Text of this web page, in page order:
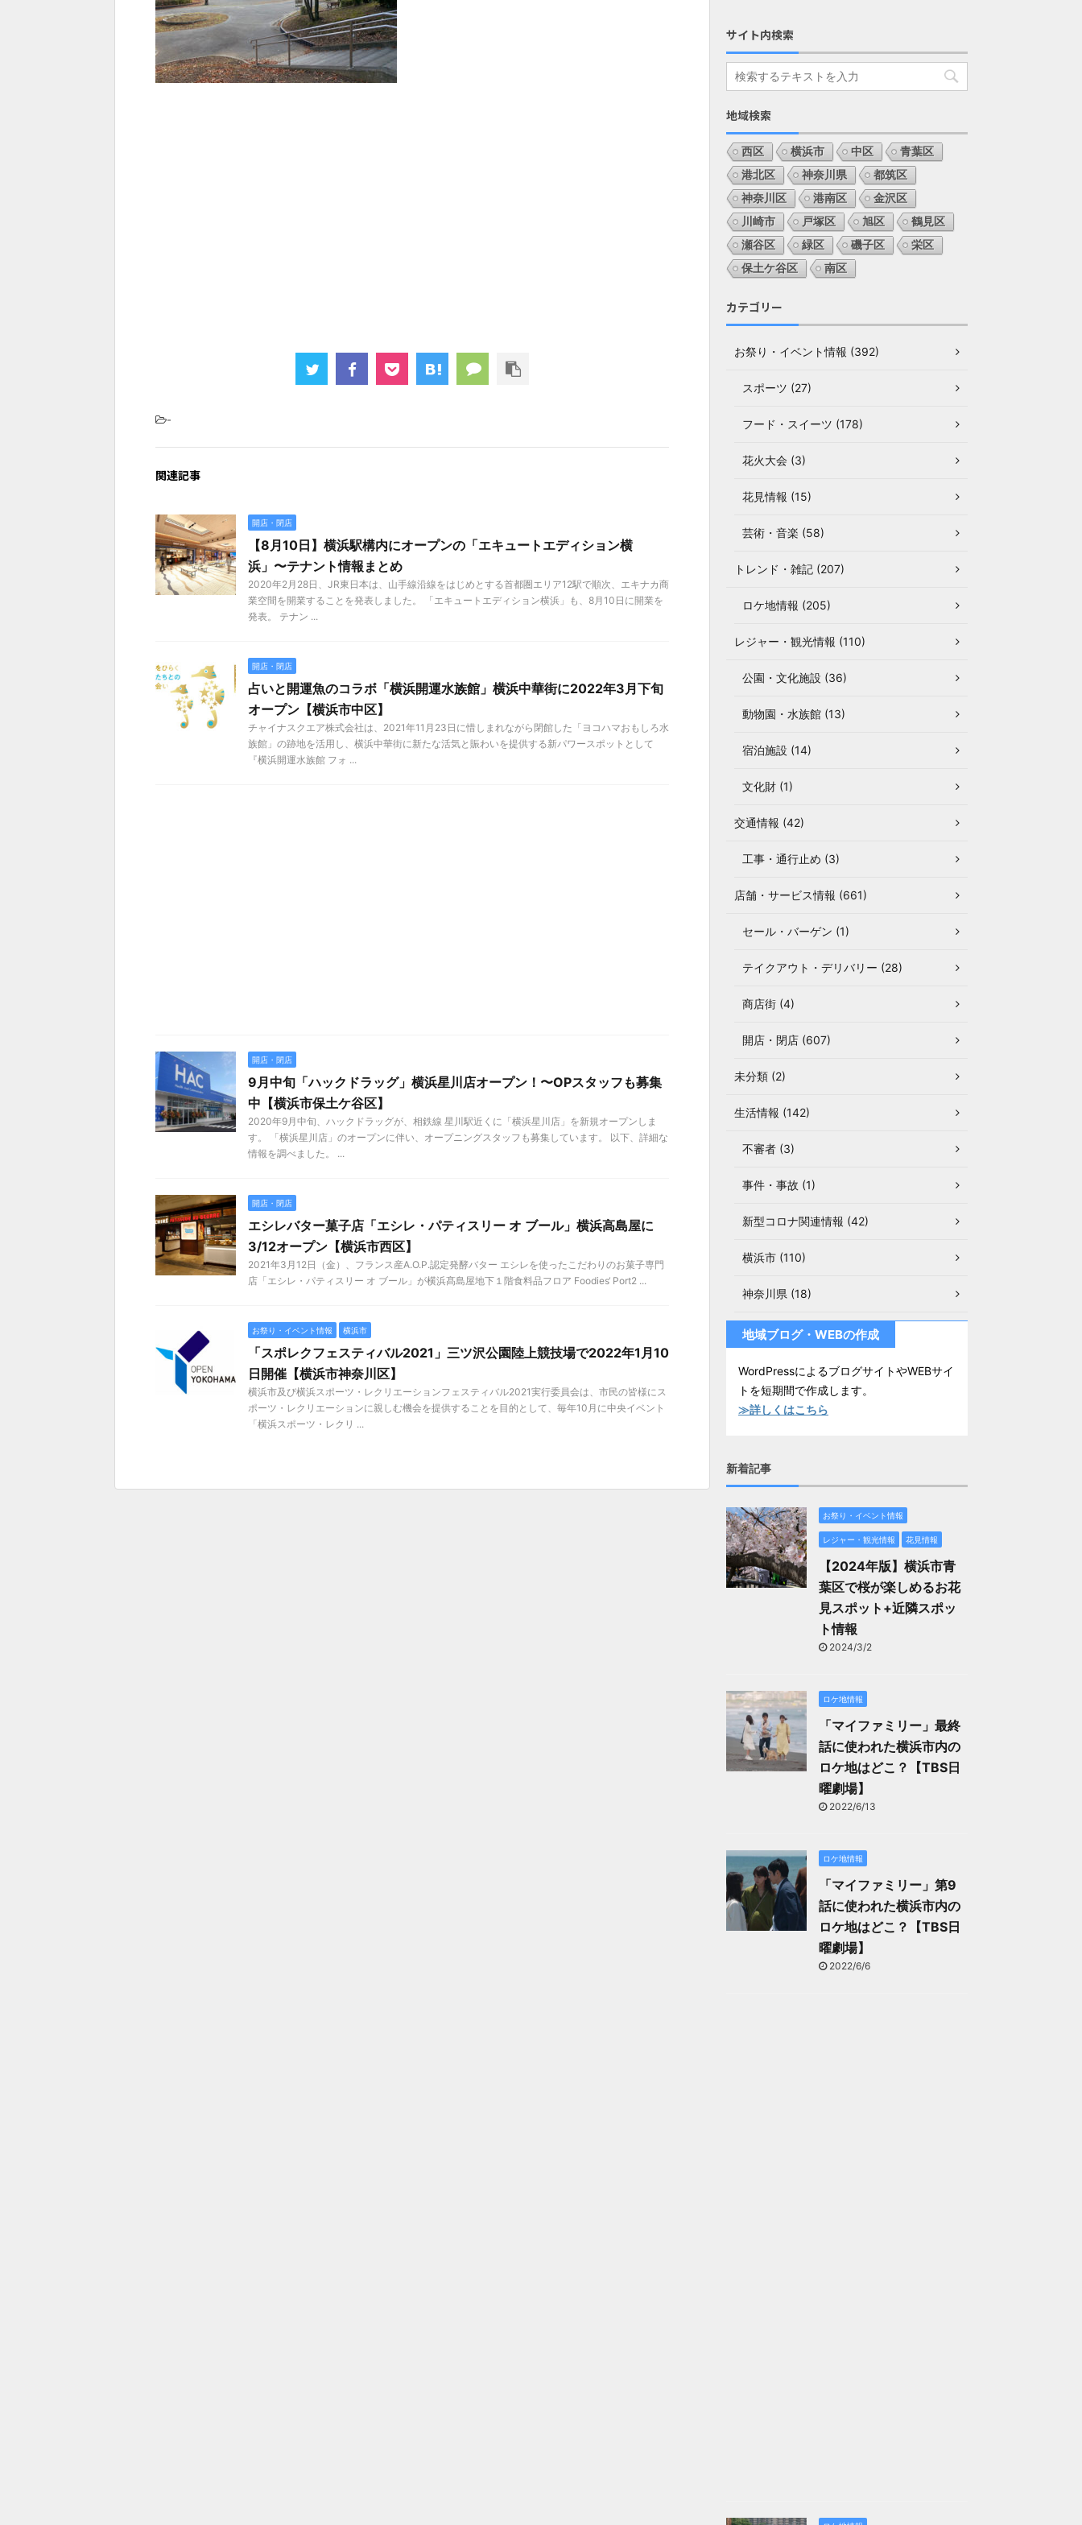
-
関連記事
開店・閉店
【8月10日】横浜駅構内にオープンの「エキュートエディション横
浜」〜テナント情報まとめ
2020年2月28日、JR東日本は、山手線沿線をはじめとする首都圏エリア12駅で順次、エキナカ商
業空間を開業することを発表しました。 「エキュートエディション横浜」も、8月10日に開業を
発表。 テナン ...
開店・閉店
占いと開運魚のコラボ「横浜開運水族館」横浜中華街に2022年3月下旬
オープン【横浜市中区】
チャイナスクエア株式会社は、2021年11月23日に惜しまれながら閉館した「ヨコハマおもしろ水
族館」の跡地を活用し、横浜中華街に新たな活気と賑わいを提供する新パワースポットとして
『横浜開運水族館 フォ ...
開店・閉店
9月中旬「ハックドラッグ」横浜星川店オープン！〜OPスタッフも募集
中【横浜市保土ケ谷区】
2020年9月中旬、ハックドラッグが、相鉄線 星川駅近くに「横浜星川店」を新規オープンしま
す。 「横浜星川店」のオープンに伴い、オープニングスタッフも募集しています。 以下、詳細な
情報を調べました。 ...
開店・閉店
エシレバター菓子店「エシレ・パティスリー オ ブール」横浜高島屋に
3/12オープン【横浜市西区】
2021年3月12日（金）、フランス産A.O.P.認定発酵バター エシレを使ったこだわりのお菓子専門
店「エシレ・パティスリー オ ブール」が横浜髙島屋地下１階食料品フロア Foodies‘ Port2 ...
お祭り・イベント情報 横浜市
「スポレクフェスティバル2021」三ツ沢公園陸上競技場で2022年1月10
日開催【横浜市神奈川区】
横浜市及び横浜スポーツ・レクリエーションフェスティバル2021実⾏委員会は、市⺠の皆様にス
ポーツ・レクリエーションに親しむ機会を提供することを⽬的として、毎年10⽉に中央イベント
「横浜スポーツ・レクリ ...
サイト内検索
地域検索
西区 横浜市 中区
青葉区
港北区
神奈川県
都筑区
神奈川区
港南区
金沢区
川崎市
戸塚区 旭区
鶴見区
瀬谷区
緑区 磯子区
栄区
保土ケ谷区
南区
カテゴリー
お祭り・イベント情報 (392)
スポーツ (27)
フード・スイーツ (178)
花火大会 (3)
花見情報 (15)
芸術・音楽 (58)
トレンド・雑記 (207)
ロケ地情報 (205)
レジャー・観光情報 (110)
公園・文化施設 (36)
動物園・水族館 (13)
宿泊施設 (14)
文化財 (1)
交通情報 (42)
工事・通行止め (3)
店舗・サービス情報 (661)
セール・バーゲン (1)
テイクアウト・デリバリー (28)
商店街 (4)
開店・閉店 (607)
未分類 (2)
生活情報 (142)
不審者 (3)
事件・事故 (1)
新型コロナ関連情報 (42)
横浜市 (110)
神奈川県 (18)
地域ブログ・WEBの作成
WordPressによるブログサイトやWEBサイ
トを短期間で作成します。
≫詳しくはこちら
新着記事
お祭り・イベント情報
レジャー・観光情報 花見情報
【2024年版】横浜市青
葉区で桜が楽しめるお花
見スポット+近隣スポッ
ト情報
2024/3/2
ロケ地情報
「マイファミリー」最終
話に使われた横浜市内の
ロケ地はどこ？【TBS日
曜劇場】
2022/6/13
ロケ地情報
「マイファミリー」第9
話に使われた横浜市内の
ロケ地はどこ？【TBS日
曜劇場】
2022/6/6